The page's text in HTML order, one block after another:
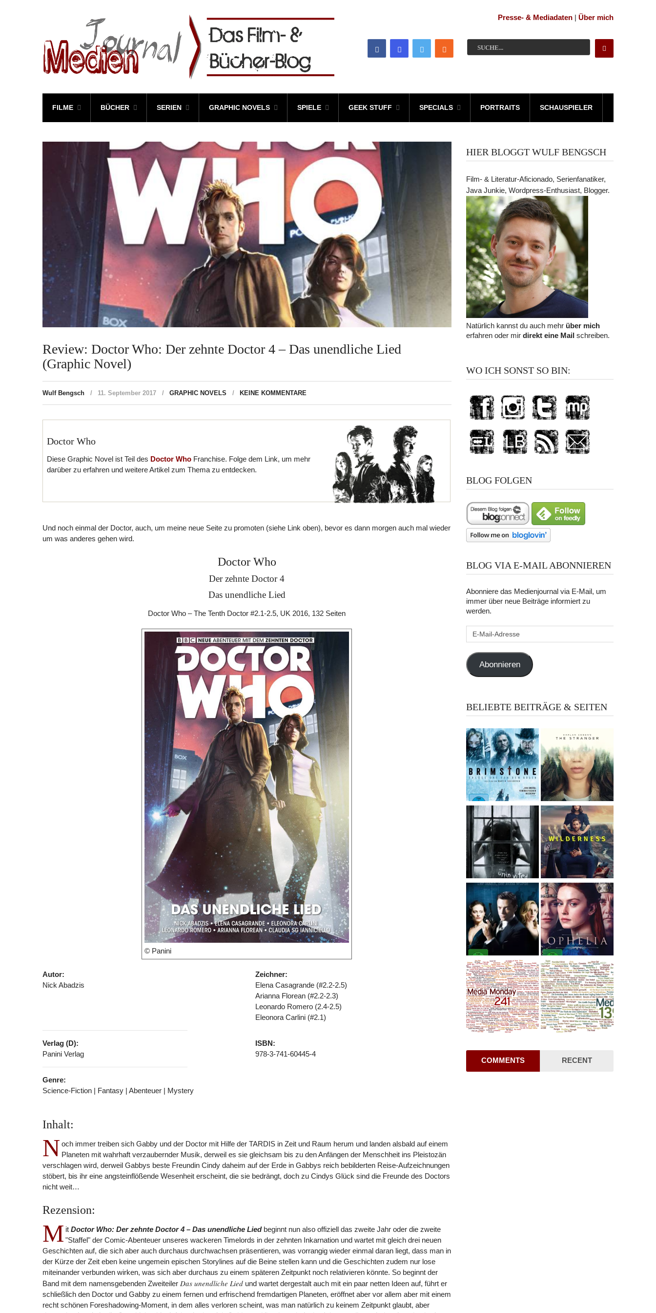
Presse- & Mediadaten | Über mich
FILME BÜCHER SERIEN GRAPHIC NOVELS SPIELE GEEK STUFF SPECIALS PORTRAITS SCHAUSPIELER
Review: Doctor Who: Der zehnte Doctor 4 – Das unendliche Lied
(Graphic Novel)
Wulf Bengsch 11. September 2017 GRAPHIC NOVELS KEINE KOMMENTARE
Doctor Who
Diese Graphic Novel ist Teil des Doctor Who Franchise. Folge dem Link, um mehr
darüber zu erfahren und weitere Artikel zum Thema zu entdecken.
Und noch einmal der Doctor, auch, um meine neue Seite zu promoten (siehe Link oben), bevor es dann morgen auch mal wieder
um was anderes gehen wird.
Doctor Who
Der zehnte Doctor 4
Das unendliche Lied
Doctor Who – The Tenth Doctor #2.1-2.5, UK 2016, 132 Seiten
© Panini
Autor:
Nick Abadzis
Zeichner:
Elena Casagrande (#2.2-2.5)
Arianna Florean (#2.2-2.3)
Leonardo Romero (2.4-2.5)
Eleonora Carlini (#2.1)
Verlag (D):
Panini Verlag
ISBN:
978-3-741-60445-4
Genre:
Science-Fiction | Fantasy | Abenteuer | Mystery
Inhalt:
N och immer treiben sich Gabby und der Doctor mit Hilfe der TARDIS in Zeit und Raum herum und landen alsbald auf einem
Planeten mit wahrhaft verzaubernder Musik, derweil es sie gleichsam bis zu den Anfängen der Menschheit ins Pleistozän
verschlagen wird, derweil Gabbys beste Freundin Cindy daheim auf der Erde in Gabbys reich bebilderten Reise-Aufzeichnungen
stöbert, bis ihr eine angsteinflößende Wesenheit erscheint, die sie bedrängt, doch zu Cindys Glück sind die Freunde des Doctors
nicht weit…
Rezension:
M it Doctor Who: Der zehnte Doctor 4 – Das unendliche Liedbeginnt nun also offiziell das zweite Jahr oder die zweite
"Staffel" der Comic-Abenteuer unseres wackeren Timelords in der zehnten Inkarnation und wartet mit gleich drei neuen
Geschichten auf, die sich aber auch durchaus durchwachsen präsentieren, was vorrangig wieder einmal daran liegt, dass man in
der Kürze der Zeit eben keine ungemein epischen Storylines auf die Beine stellen kann und die Geschichten zudem nur lose
miteinander verbunden wirken, was sich aber durchaus zu einem späteren Zeitpunkt noch relativieren könnte. So beginnt der
Band mit dem namensgebenden Zweiteiler Das unendliche Lied und wartet dergestalt auch mit ein paar netten Ideen auf, führt er
schließlich den Doctor und Gabby zu einem fernen und erfrischend fremdartigen Planeten, eröffnet aber vor allem aber mit einem
recht schönen Foreshadowing-Moment, in dem alles verloren scheint, was man natürlich zu keinem Zeitpunkt glaubt, aber
HIER BLOGGT WULF BENGSCH
Film- & Literatur-Aficionado, Serienfanatiker,
Java Junkie, Wordpress-Enthusiast, Blogger.
Natürlich kannst du auch mehr über mich
erfahren oder mirdirekt eine Mail schreiben.
WO ICH SONST SO BIN:
BLOG FOLGEN
BLOG VIA E-MAIL ABONNIEREN
Abonniere das Medienjournal via E-Mail, um
immer über neue Beiträge informiert zu
werden.
E-
Abonnieren
BELIEBTE BEITRÄGE & SEITEN
COMMENTS RECENT